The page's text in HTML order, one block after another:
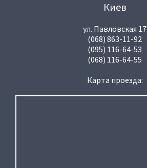
Киев
ул. Павловская 17
(068) 863-11-92
(095) 116-64-53
(068) 116-64-55
Карта проезда: